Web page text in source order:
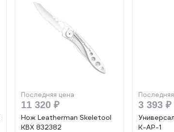
Последняя цена
11 320 ₽
Нож Leatherman Skeletool
KBX 832382
3 393 ₽
K-AP-1